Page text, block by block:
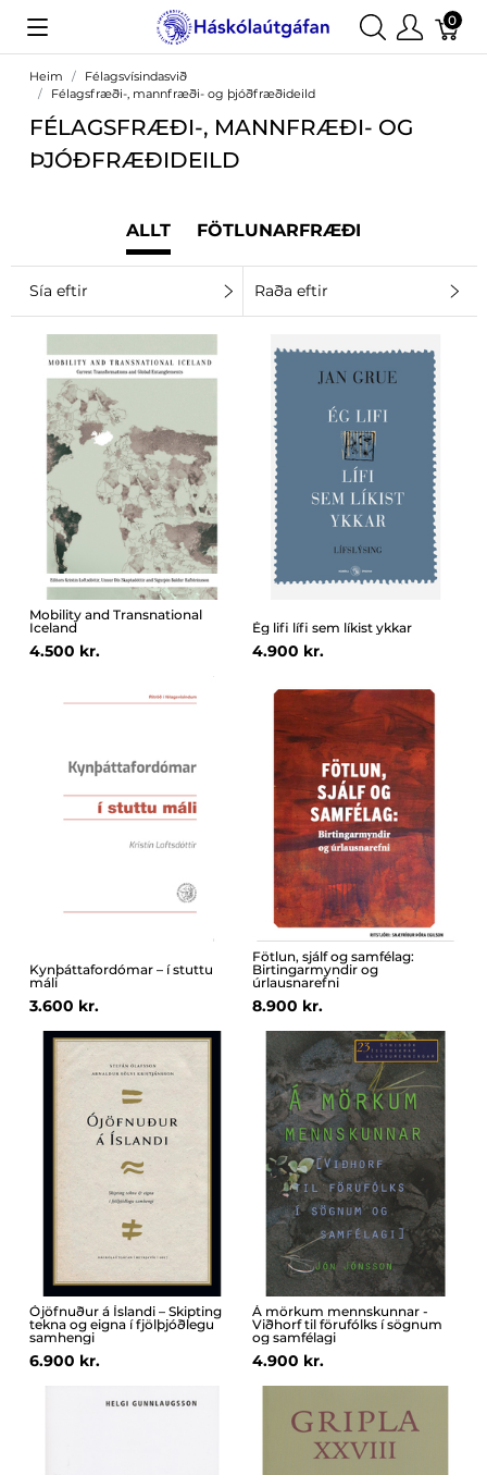
0
Heim
Félagsvísindasvið
Félagsfræði-, mannfræði- og þjóðfræðideild
FÉLAGSFRÆÐI-, MANNFRÆÐI- OG
ÞJÓÐFRÆÐIDEILD
ALLT FÖTLUNARFRÆÐI
Sía eftir Raða eftir
Mobility and Transnational
Iceland
4.500 kr.
Ég lifi lífi sem líkist ykkar
4.900 kr.
Kynþáttafordómar – í stuttu
máli
3.600 kr.
Fötlun, sjálf og samfélag:
Birtingarmyndir og
úrlausnarefni
8.900 kr.
Ójöfnuður á Íslandi – Skipting
tekna og eigna í fjölþjóðlegu
samhengi
6.900 kr.
Á mörkum mennskunnar -
Viðhorf til förufólks í sögnum
og samfélagi
4.900 kr.